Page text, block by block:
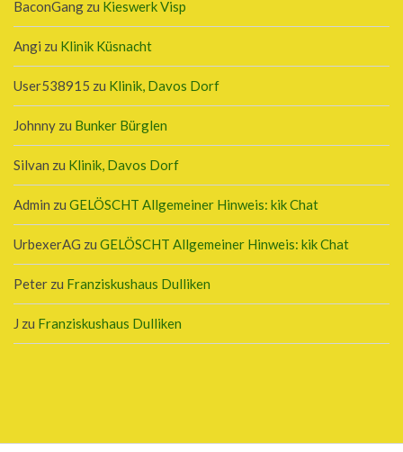
BaconGang zu Kieswerk Visp
Angi zu Klinik Küsnacht
User538915 zu Klinik, Davos Dorf
Johnny zu Bunker Bürglen
Silvan zu Klinik, Davos Dorf
Admin zu GELÖSCHT Allgemeiner Hinweis: kik Chat
UrbexerAG zu GELÖSCHT Allgemeiner Hinweis: kik Chat
Peter zu Franziskushaus Dulliken
J zu Franziskushaus Dulliken